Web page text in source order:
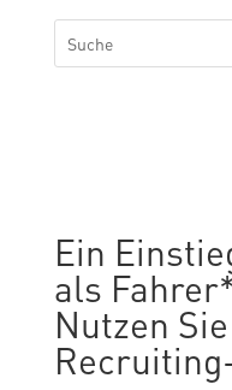
Ein
als
Nutzen